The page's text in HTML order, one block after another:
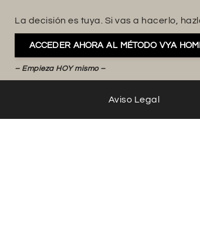
La decisión es tuya. Si vas a hacerlo,
ACCEDER AHORA AL MÉTODO VYA
– Empieza HOY mismo –
Aviso Legal